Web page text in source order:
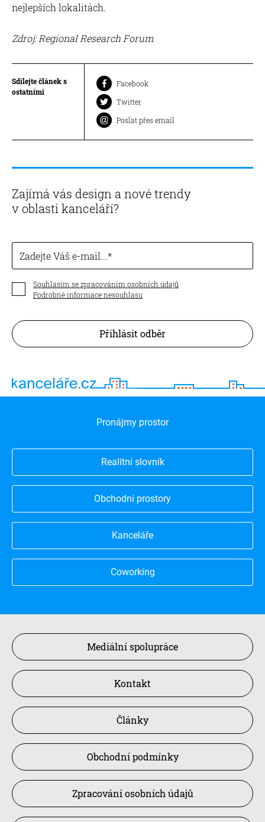
nejlepších lokalitách.
Zdroj: Regional Research Forum
Sdílejte článek s
ostatními
Facebook
Twitter
Poslat přes email
Zajímá vás design a nové trendy
v oblasti kanceláří?
Zadejte Váš e-mail...
Souhlasím se zpracováním osobních údajů
Podrobné informace nesouhlasu
Přihlásit odběr
Pronájmy prostor
Realitní slovník
Obchodní prostory
Kanceláře
Coworking
Mediální spolupráce
Kontakt
Články
Obchodní podmínky
Zpracování osobních údajů